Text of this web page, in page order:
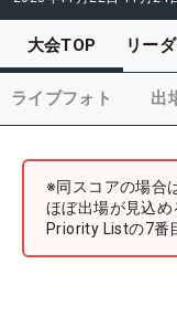
大会TOP リー
ライブフォト 出
※同スコアの場合
ほぼ出場が見込
Priority Listの7番